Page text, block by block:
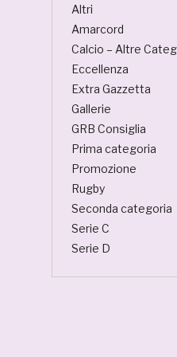
Altri
Amarcord
Calcio – Altre
Eccellenza
Extra Gazzetta
Gallerie
GRB Consiglia
Prima categoria
Promozione
Rugby
Seconda categoria
Serie C
Serie D